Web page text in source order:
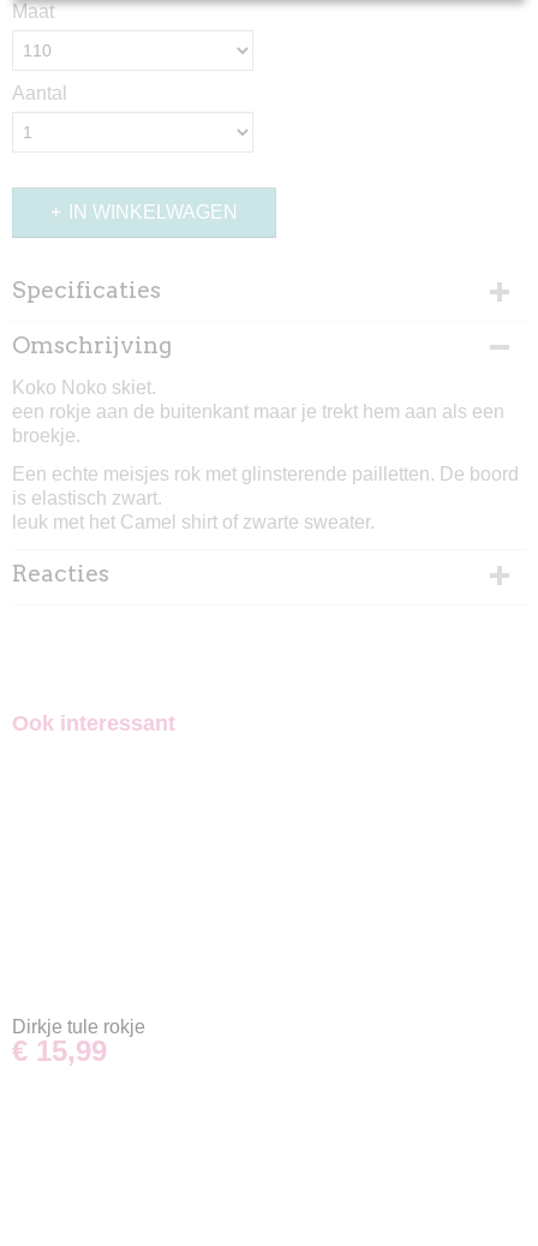
Maat
Aantal
IN WINKELWAGEN
Specificaties
Productcode
1124-3396
Omschrijving
Koko Noko skiet.
een rokje aan de buitenkant maar je trekt hem aan als een
broekje.
Een echte meisjes rok met glinsterende pailletten. De boord
is elastisch zwart.
leuk met het Camel shirt of zwarte sweater.
Reacties
Ook interessant
Dirkje tule rokje
€ 15,99